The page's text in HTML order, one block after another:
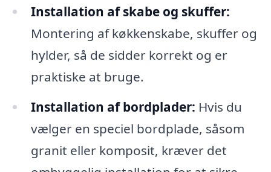
Installation af skabe og skuffer:
Montering af køkkenskabe, skuffer og
hylder, så de sidder korrekt og er
praktiske at bruge.
Installation af bordplader: Hvis du
vælger en speciel bordplade, såsom
granit eller komposit, kræver det